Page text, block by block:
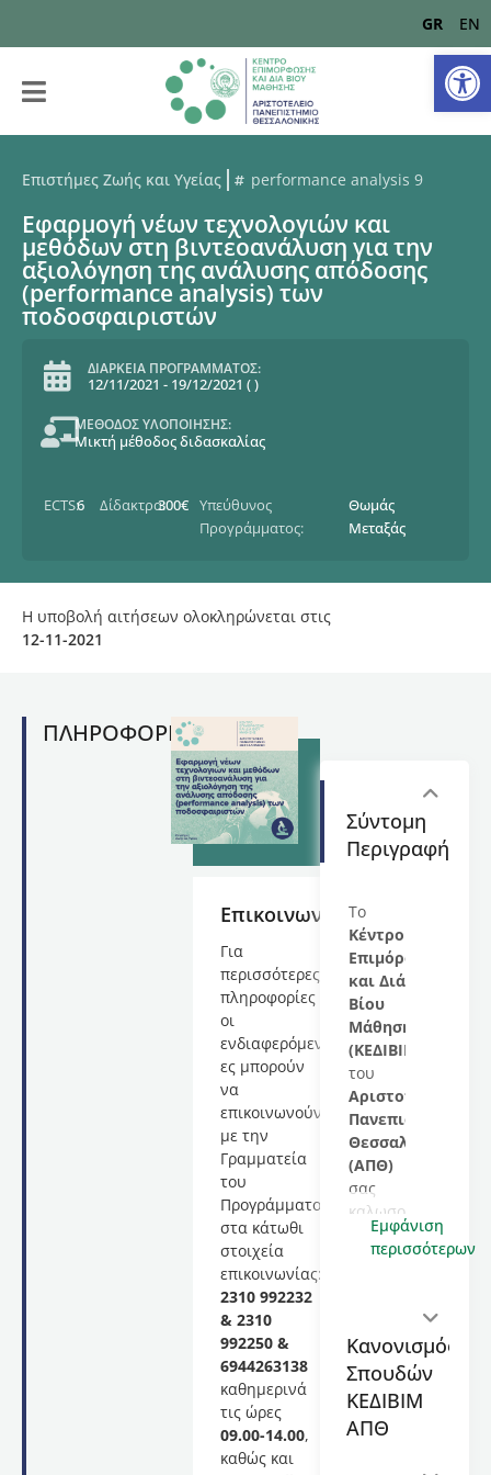
GR EN
Επιστήμες Ζωής και Υγείας performance analysis 9
Εφαρμογή νέων τεχνολογιών και
μεθόδων στη βιντεοανάλυση για την
αξιολόγηση της ανάλυσης απόδοσης
(performance analysis) των
ποδοσφαιριστών
ΔΙΑΡΚΕΙΑ ΠΡΟΓΡΑΜΜΑΤΟΣ:
12/11/2021 - 19/12/2021 ()
ΜΕΘΟΔΟΣ ΥΛΟΠΟΙΗΣΗΣ:
Μικτή μέθοδος διδασκαλίας
ECTS:6 Δίδακτρα:300€ Υπεύθυνος
Προγράμματος:
Θωμάς
Μεταξάς
Η υποβολή αιτήσεων ολοκληρώνεται στις
12-11-2021
ΠΛΗΡΟΦΟΡΙΕΣ
Επικοινωνία
Για
περισσότερες
πληροφορίες
οι
ενδιαφερόμενοι/
ες μπορούν
να
επικοινωνούν
με την
Γραμματεία
του
Προγράμματος
στα κάτωθι
στοιχεία
επικοινωνίας:
2310 992232
& 2310
992250 &
6944263138
καθημερινά
τις ώρες
09.00-14.00,
καθώς και
Σύντομη
Περιγραφή
Το
Κέντρο
Επιμόρφωσης
και Διά
Βίου
Μάθησης
(ΚΕΔΙΒΙΜ)
του
Αριστοτελείου
Πανεπιστημίου
Θεσσαλονίκης
(ΑΠΘ)
σας
καλωσορίζει
στο
εκπαιδευτικό
Εφαρμογή
νέων
τεχνολογιών
και
μεθόδων
Εμφάνιση
περισσότερων
Κανονισμός
Σπουδών
ΚΕΔΙΒΙΜ
ΑΠΘ